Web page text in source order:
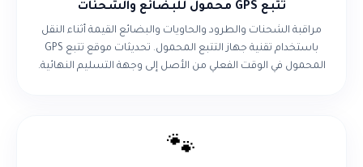
تتبع GPS محمول للبضائع والشحنات
مراقبة الشحنات والطرود والحاويات والبضائع القيمة أثناء النقل
باستخدام تقنية جهاز التتبع المحمول. تحديثات موقع تتبع GPS
المحمول في الوقت الفعلي من الأصل إلى وجهة التسليم النهائية.
🐾